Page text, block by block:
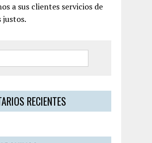
a sus clientes servicios de
justos.
RECIENTES